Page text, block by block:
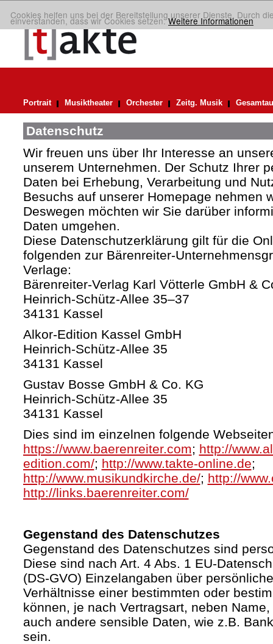
Cookies helfen uns bei der Bereitstellung unserer Dienste. Durch
einverstanden, dass wir Cookies setzen.Weitere Informationen
Portrait Musiktheater Orchester Zeitg. Musik
Datenschutz
Wir freuen uns über Ihr Interesse an
unserem Unternehmen. Der Schutz Ihrer
Daten bei Erhebung, Verarbeitung und
Besuchs auf unserer Homepage nehmen
Deswegen möchten wir Sie darüber
Daten umgehen.
Diese Datenschutzerklärung gilt für die
folgenden zur Bärenreiter-
Verlage:
Bärenreiter-Verlag Karl Vötterle GmbH &
Heinrich-Schütz-Allee 35–37
34131 Kassel
Alkor-Edition Kassel GmbH
Heinrich-Schütz-Allee 35
34131 Kassel
Gustav Bosse GmbH & Co. KG
Heinrich-Schütz-Allee 35
34131 Kassel
Dies sind im einzelnen folgende
https://www.baerenreiter.com; http://
edition.com/; http://www.takte-online.de;
http://www.musikundkirche.de/; http://
http://links.baerenreiter.com/
Gegenstand des Datenschutzes
Gegenstand des Datenschutzes sind
Diese sind nach Art. 4 Abs. 1 EU-
(DS-GVO) Einzelangaben über
Verhältnisse einer bestimmten oder
können, je nach Vertragsart, neben
auch andere sensible Daten, wie z.B.
sein.